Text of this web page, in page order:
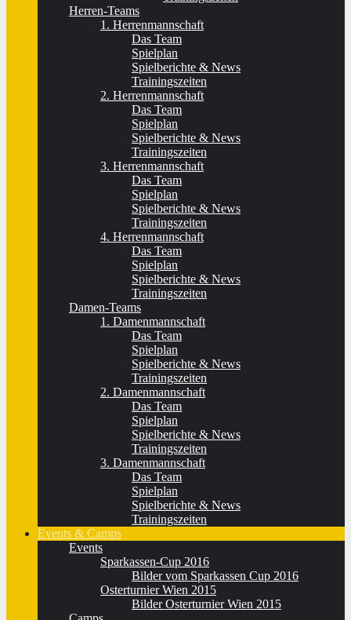
Herren-Teams
1. Herrenmannschaft
Das Team
Spielplan
Spielberichte & News
Trainingszeiten
2. Herrenmannschaft
Das Team
Spielplan
Spielberichte & News
Trainingszeiten
3. Herrenmannschaft
Das Team
Spielplan
Spielberichte & News
Trainingszeiten
4. Herrenmannschaft
Das Team
Spielplan
Spielberichte & News
Trainingszeiten
Damen-Teams
1. Damenmannschaft
Das Team
Spielplan
Spielberichte & News
Trainingszeiten
2. Damenmannschaft
Das Team
Spielplan
Spielberichte & News
Trainingszeiten
3. Damenmannschaft
Das Team
Spielplan
Spielberichte & News
Trainingszeiten
Events & Camps
Events
Sparkassen-Cup 2016
Bilder vom Sparkassen Cup 2016
Osterturnier Wien 2015
Bilder Osterturnier Wien 2015